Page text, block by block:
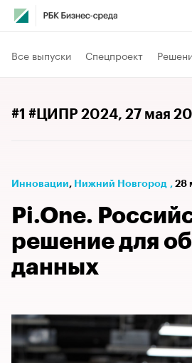
Все выпуски Спецпроект
#1 #ЦИПР 2024, 27 мая
Инновации⁠, Нижний Новгород , 28
Pi.One.
решение для
данных